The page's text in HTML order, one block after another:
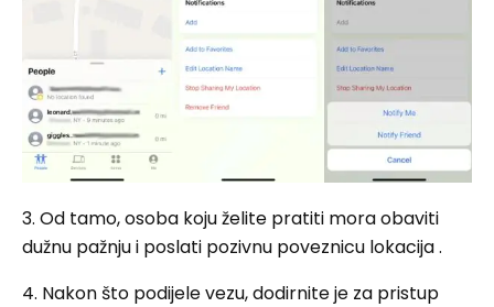
3. Od tamo, osoba koju želite pratiti mora obaviti
dužnu pažnju i poslati pozivnu poveznicu lokacija .
4. Nakon što podijele vezu, dodirnite je za pristup